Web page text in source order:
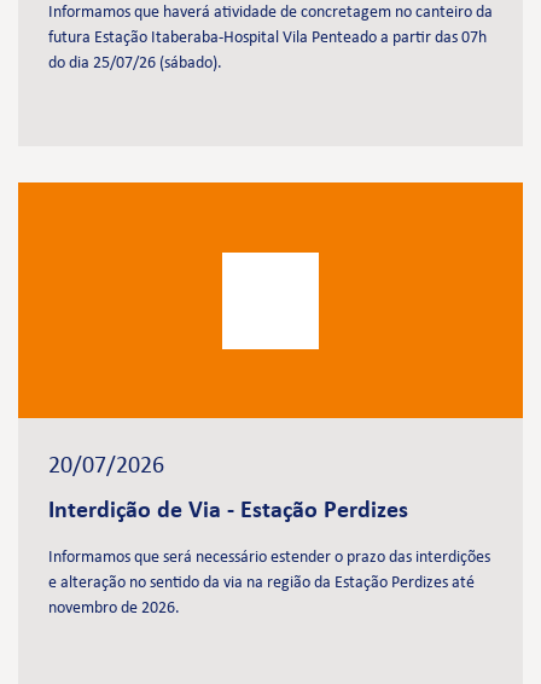
Informamos que haverá atividade de concretagem no canteiro da
futura Estação Itaberaba-Hospital Vila Penteado a partir das 07h
do dia 25/07/26 (sábado).
20/07/2026
Interdição de Via - Estação Perdizes
Informamos que será necessário estender o prazo das interdições
e alteração no sentido da via na região da Estação Perdizes até
novembro de 2026.